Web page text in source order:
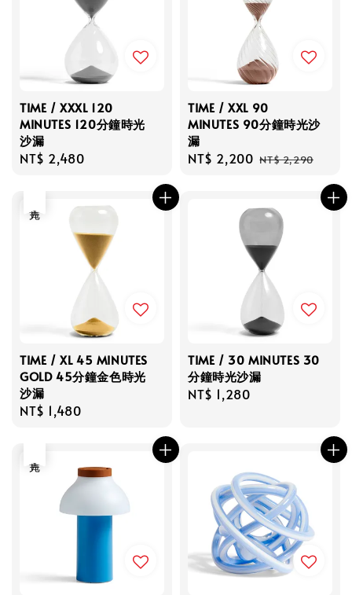
TIME / XXXL 120
MINUTES 120分鐘時光
沙漏
Regular
NT$ 2,480
TIME / XXL 90
MINUTES 90分鐘時光沙
漏
Sale
NT$ 2,200 Regular
NT$ 2,290
TIME / XL 45 MINUTES
GOLD 45分鐘金色時光
沙漏
Regular
NT$ 1,480
TIME / 30 MINUTES 30
分鐘時光沙漏
Regular
NT$ 1,280